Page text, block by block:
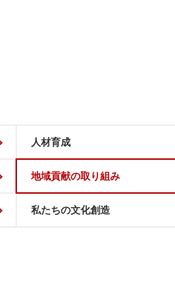
人材育成
地域貢献の取り組み
私たちの文化創造